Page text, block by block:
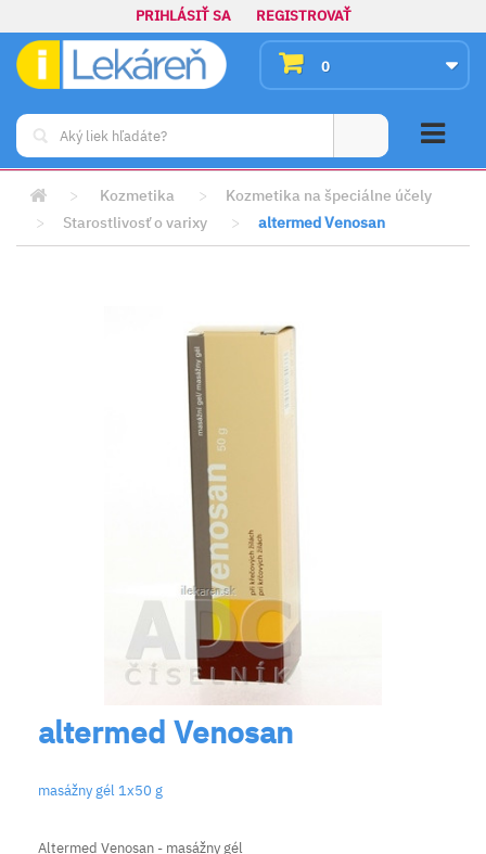
PRIHLÁSIŤ SA REGISTROVAŤ
0
> Kozmetika >
Kozmetika na špeciálne účely
>
Starostlivosť o varixy > altermed Venosan
altermed Venosan
masážny gél 1x50 g
Altermed Venosan - masážny gél